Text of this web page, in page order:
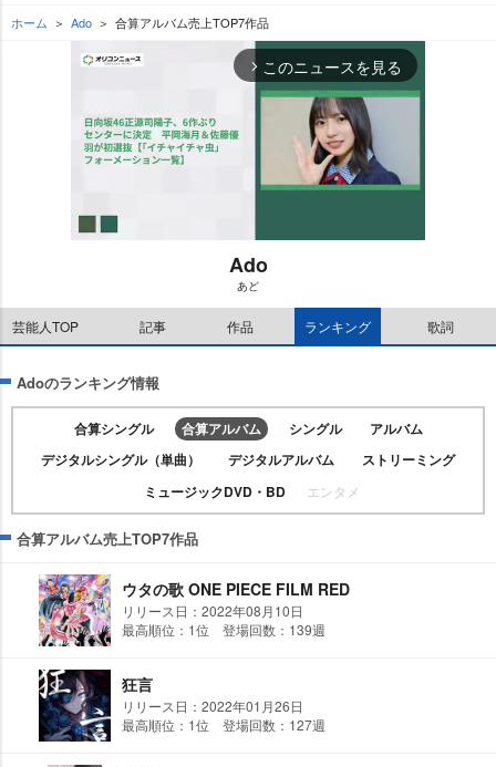
ホーム Ado 合算アルバム売上TOP7作品
arrow_forward_ios このニュースを見る
u
t
Ado
あど
芸能人TOP 記事 作品 ランキング 歌詞
Adoのランキング情報
合算シングル 合算アルバム シングル
アルバム
デジタルシングル（単曲）
デジタルアルバム
ストリーミング
ミュージックDVD・BD
エンタメ
合算アルバム売上TOP7作品
ウタの歌 ONE PIECE FILM RED
リリース日：2022年08月10日
最高順位：1位 登場回数：139週
狂言
リリース日：2022年01月26日
最高順位：1位 登場回数：127週